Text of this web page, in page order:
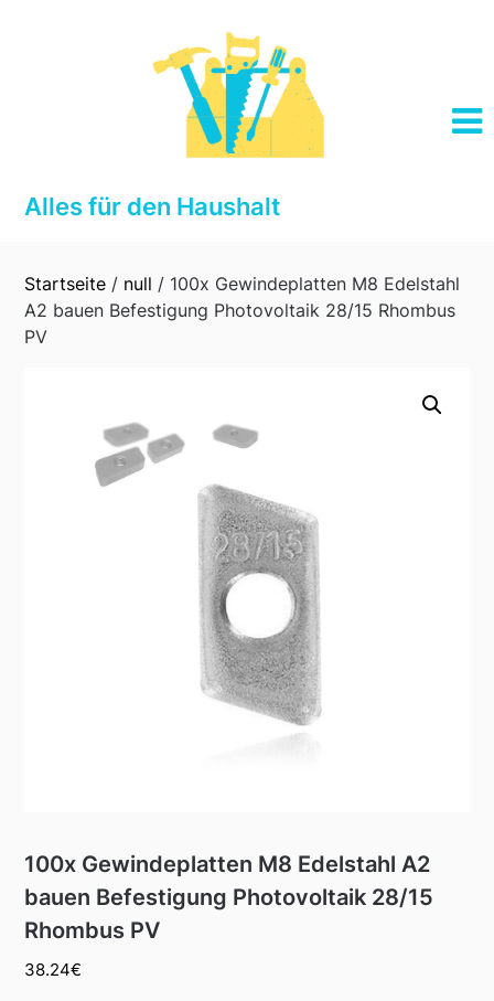
Alles für den Haushalt
Startseite / null / 100x Gewindeplatten M8 Edelstahl
A2 bauen Befestigung Photovoltaik 28/15 Rhombus
PV
100x Gewindeplatten M8 Edelstahl A2
bauen Befestigung Photovoltaik 28/15
Rhombus PV
38.24€